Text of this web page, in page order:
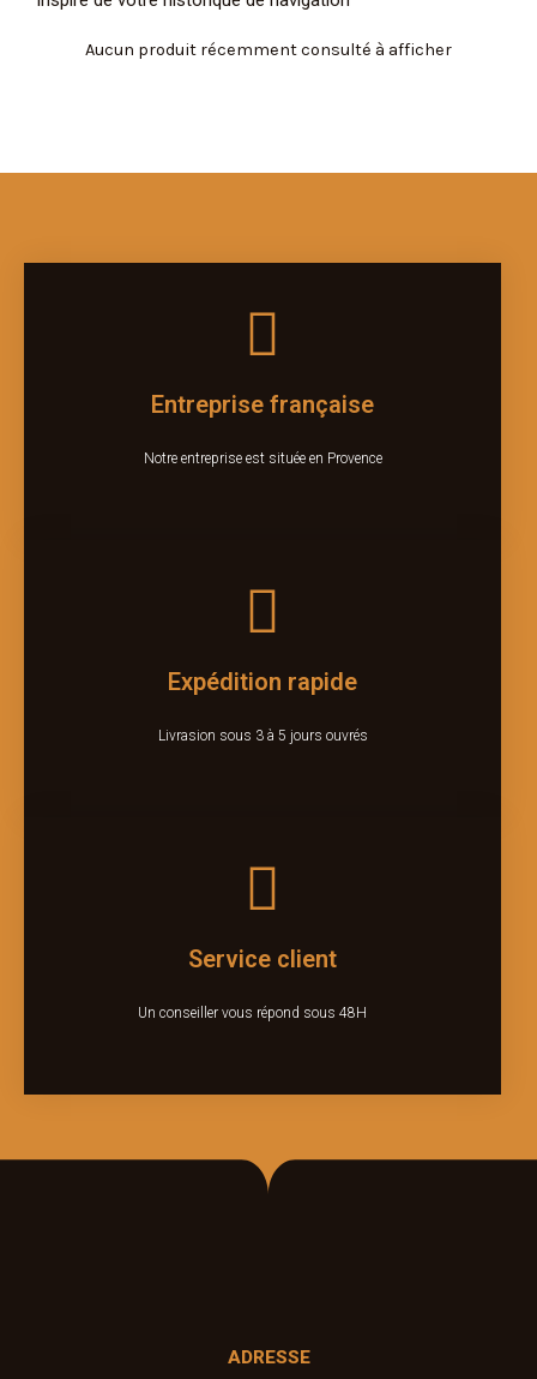
Aucun produit récemment consulté à afficher
Entreprise française
Notre entreprise est située en Provence
Expédition rapide
Livrasion sous 3 à 5 jours ouvrés
Service client
Un conseiller vous répond sous 48H
ADRESSE